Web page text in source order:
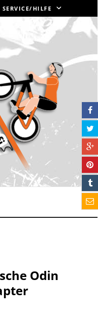
SERVICE/HILFE
Odin